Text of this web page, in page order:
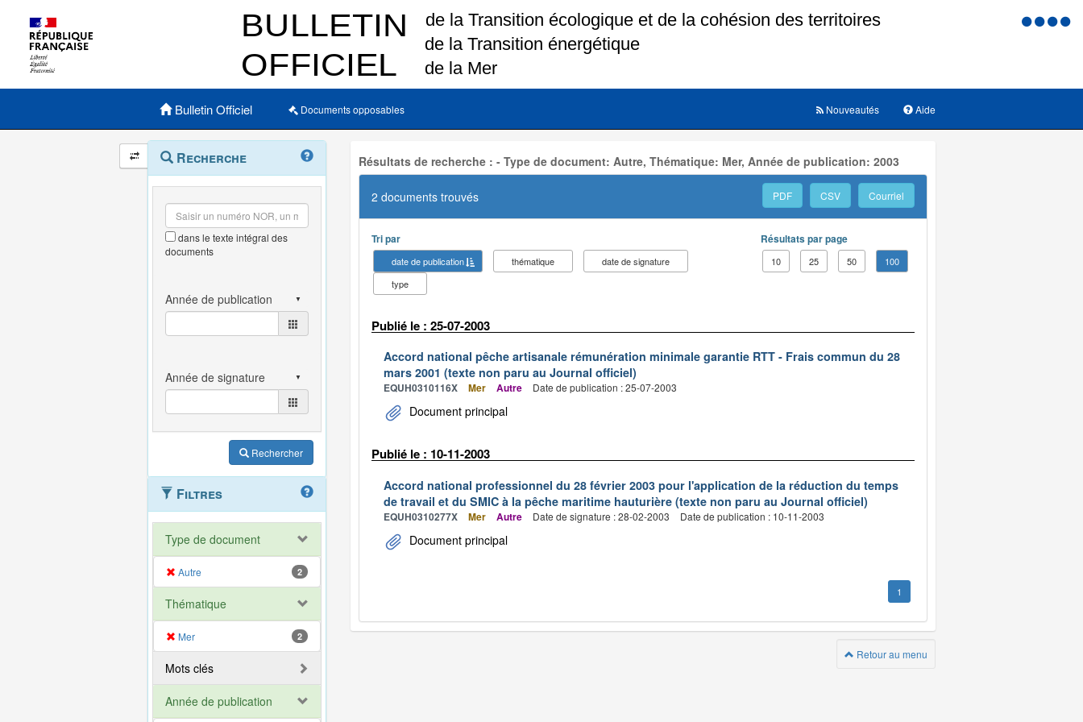
Menu
Menu principal
Bulletin Officiel Documents opposables Aide
Nouveautés
Navigation
et
outils
annexes
Menu
contextuel
Recherche
dans le texte intégral des
documents
Rechercher
Filtres
Type de document
Autre 2
Thématique
Mer 2
Mots clés
Année de publication
Résultats de recherche : - Type de document: Autre, Thématique: Mer, Année de publication: 2003
2 documents trouvés PDF CSV Courriel
Tri par
date de publication thématique
date de signature
type
Résultats par page
10 25 50 100
Publié le : 25-07-2003
Accord national pêche artisanale rémunération minimale garantie RTT - Frais commun du 28
mars 2001 (texte non paru au Journal officiel)
EQUH0310116X Mer Autre Date de publication : 25-07-2003
Document principal
Publié le : 10-11-2003
Accord national professionnel du 28 février 2003 pour l'application de la réduction du temps
de travail et du SMIC à la pêche maritime hauturière (texte non paru au Journal officiel)
EQUH0310277X Mer Autre Date de signature : 28-02-2003 Date de publication : 10-11-2003
Document principal
1
Retour au menu